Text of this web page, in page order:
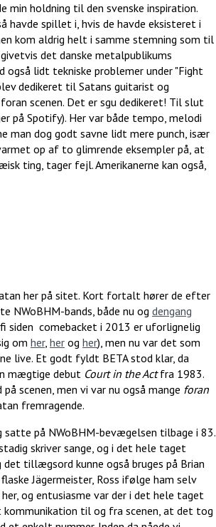
holdning til den svenske inspiration.
havde spillet i, hvis de havde eksisteret i
kom aldrig helt i samme stemning som til
det danske metalpublikums
lidt tekniske problemer under "Fight
dedikeret til Satans guitarist og
scenen. Det er sgu dedikeret! Til slut
på Spotify). Her var både tempo, melodi
man dog godt savne lidt mere punch, især
op af to glimrende eksempler på, at
ting, tager fejl. Amerikanerne kan også,
her på sitet. Kort fortalt hører de efter
bands, både nu og dengang
siden comebacket i 2013 er uforlignelig
om her, her og her), men nu var det som
live. Et godt fyldt BETA stod klar, da
mægtige debut Court in the Actfra 1983.
scenen, men vi var nu også mange foran
fremragende.
satte på NWoBHM-bevægelsen tilbage i 83.
skriver sange, og i det hele taget
tillægsord kunne også bruges på Brian
Jägermeister, Ross ifølge ham selv
og entusiasme var der i det hele taget
kommunikation til og fra scenen, at det tog